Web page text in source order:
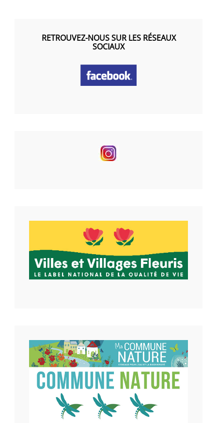
RETROUVEZ-NOUS SUR LES RÉSEAUX
SOCIAUX